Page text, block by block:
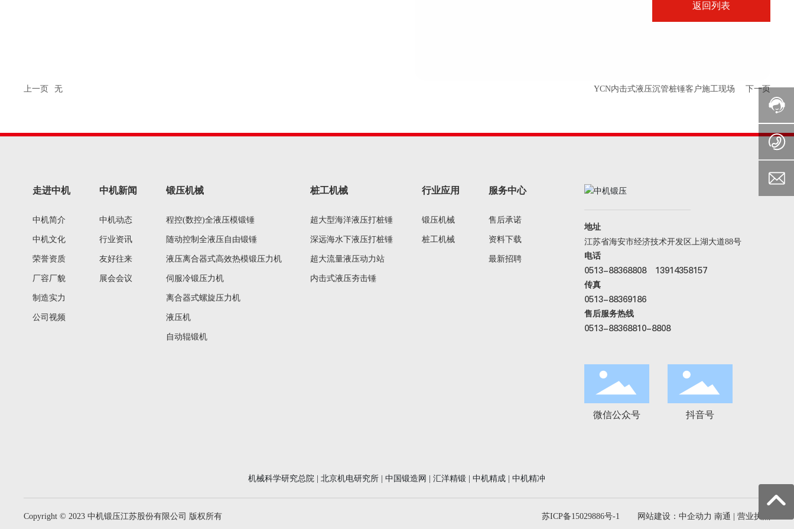
返回列表
上一页 无 YCN内击式液压沉管桩锤客户施工现场 下一页
走进中机
中机简介
中机文化
荣誉资质
厂容厂貌
制造实力
公司视频
中机新闻
中机动态
行业资讯
友好往来
展会会议
锻压机械
程控(数控)全液压模锻锤
随动控制全液压自由锻锤
液压离合器式高效热模锻压力机
伺服冷锻压力机
离合器式螺旋压力机
液压机
自动辊锻机
桩工机械
超大型海洋液压打桩锤
深远海水下液压打桩锤
超大流量液压动力站
内击式液压夯击锤
行业应用
锻压机械
桩工机械
服务中心
售后承诺
资料下载
最新招聘
地址
江苏省海安市经济技术开发区上湖大道88号
电话
0513-88368808 13914358157
传真
0513-88369186
售后服务热线
0513-88368810-8808
微信公众号 抖音号
机械科学研究总院 |北京机电研究所 |中国锻造网 |汇洋精锻 |中机精成 |中机精冲
Copyright © 2023 中机锻压江苏股份有限公司 版权所有 苏ICP备15029886号-1 网站建设：中企动力 南通 营业执照